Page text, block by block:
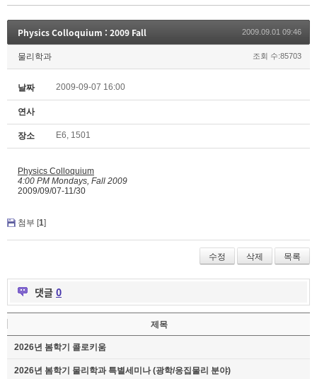
Physics Colloquium : 2009 Fall 2009.09.01 09:46
물리학과 조회 수:85703
날짜 2009-09-07 16:00
연사
장소 E6, 1501
Physics Colloquium
4:00 PM Mondays, Fall 2009
2009/09/07-11/30
첨부 [1]
수정 삭제 목록
댓글 0
제목
2026년 봄학기 콜로키움
2026년 봄학기 물리학과 특별세미나 (광학/응집물리 분야)